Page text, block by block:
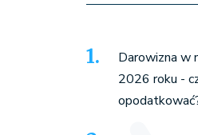
Darowizna w
2026 roku -